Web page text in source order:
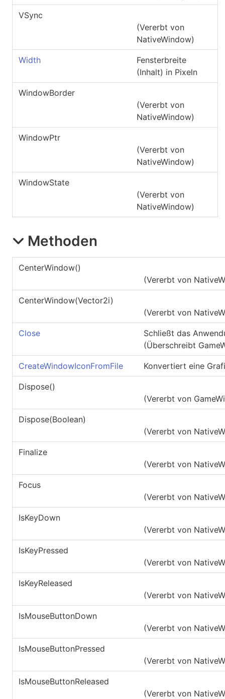
VSync
(Vererbt von
NativeWindow)
Width
Fensterbreite
(Inhalt) in Pixeln
WindowBorder
(Vererbt von
NativeWindow)
WindowPtr
(Vererbt von
NativeWindow)
WindowState
(Vererbt von
NativeWindow)
Methoden
CenterWindow()
(Vererbt von
CenterWindow(Vector2i)
(Vererbt von
Close
Schließt das
(Überschreibt
CreateWindowIconFromFile Konvertiert eine
Dispose()
(Vererbt von
Dispose(Boolean)
(Vererbt von
Finalize
(Vererbt von
Focus
(Vererbt von
IsKeyDown
(Vererbt von
IsKeyPressed
(Vererbt von
IsKeyReleased
(Vererbt von
IsMouseButtonDown
(Vererbt von
IsMouseButtonPressed
(Vererbt von
IsMouseButtonReleased
(Vererbt von